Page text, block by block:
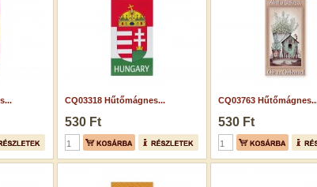
CQ03318 Hűtőmágnes...
530 Ft
CQ03763
530 Ft